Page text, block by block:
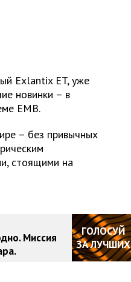
Exlantix ET, уже
новинки – в
EMB.
– без привычных
стоящими на
Миссия
ГОЛОСУЙ
ЗА ЛУЧШИХ